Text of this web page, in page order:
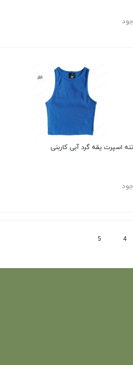
اسپرت یقه گرد آبی کاربنی
4
5